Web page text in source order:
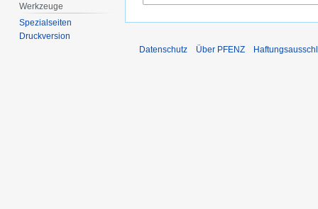
Werkzeuge
Spezialseiten
Druckversion
Datenschutz
Über PFENZ